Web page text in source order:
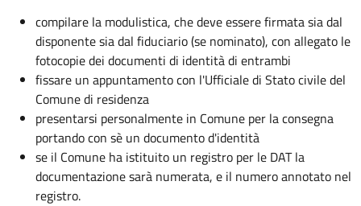
compilare la modulistica, che deve essere firmata sia dal
disponente sia dal fiduciario (se nominato), con allegato le
fotocopie dei documenti di identità di entrambi
fissare un appuntamento con l'Ufficiale di Stato civile del
Comune di residenza
presentarsi personalmente in Comune per la consegna
portando con sè un documento d'identità
se il Comune ha istituito un registro per le DAT la
documentazione sarà numerata, e il numero annotato nel
registro.